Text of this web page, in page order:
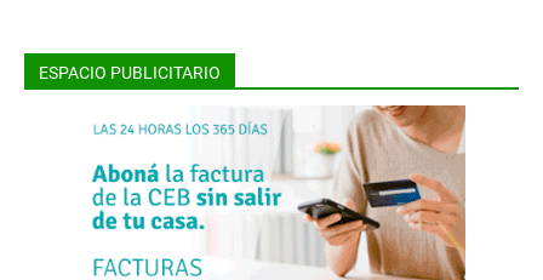
ESPACIO PUBLICITARIO